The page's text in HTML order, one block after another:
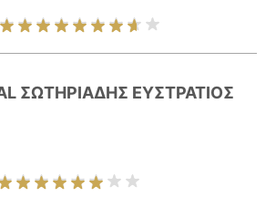
ΣΩΤΗΡΙΑΔΗΣ ΕΥΣΤΡΑΤΙΟΣ